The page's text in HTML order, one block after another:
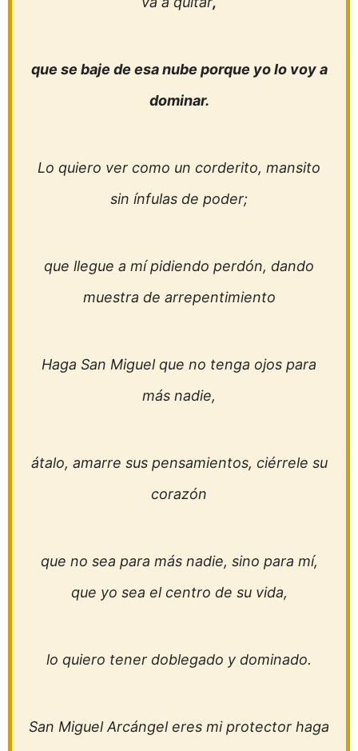
que se baje de esa nube porque yo lo voy a
dominar.
Lo quiero ver como un corderito, mansito
sin ínfulas de poder;
que llegue a mí pidiendo perdón, dando
muestra de arrepentimiento
Haga San Miguel que no tenga ojos para
más nadie,
átalo, amarre sus pensamientos, ciérrele su
corazón
que no sea para más nadie, sino para mí,
que yo sea el centro de su vida,
lo quiero tener doblegado y dominado.
San Miguel Arcángel eres mi protector haga